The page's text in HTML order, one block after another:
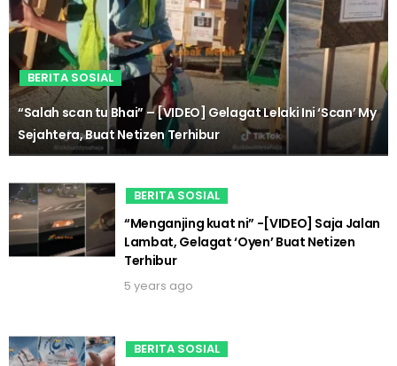
BERITA SOSIAL
“Salah scan tu Bhai” – [VIDEO] Gelagat Lelaki Ini ‘Scan’ My
Sejahtera, Buat Netizen Terhibur
BERITA SOSIAL
“Menganjing kuat ni” -[VIDEO] Saja Jalan
Lambat, Gelagat ‘Oyen’ Buat Netizen
Terhibur
5 years ago
BERITA SOSIAL